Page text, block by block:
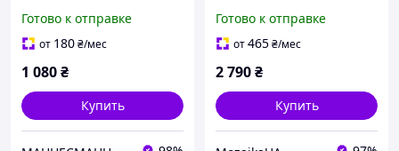
Mannesmann M30115
Готово к отправке
от 180₴/мес
1 080₴
Купить
4Ач, бесщеточная, диск
125мм, коробка
Готово к отправке
от465₴/мес
2 790₴
Купить